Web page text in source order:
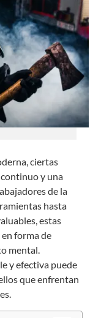
ciertas
y una
de la
hasta
estas
forma de
mental.
y efectiva puede
que enfrentan